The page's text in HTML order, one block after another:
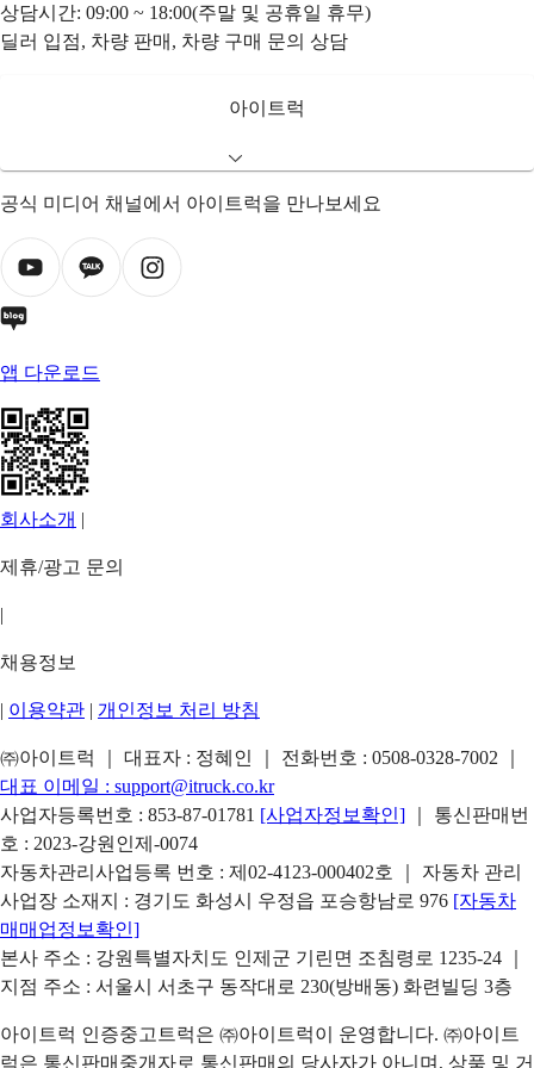
상담시간: 09:00 ~ 18:00(주말 및 공휴일 휴무)
딜러 입점, 차량 판매, 차량 구매 문의 상담
아이트럭
공식 미디어 채널에서 아이트럭을 만나보세요
앱 다운로드
회사소개 |
제휴/광고 문의
|
채용정보
| 이용약관 | 개인정보 처리 방침
㈜아이트럭 ｜ 대표자 : 정혜인 ｜ 전화번호 : 0508-0328-7002
대표 이메일 : support@itruck.co.kr
사업자등록번호 : 853-87-01781 [사업자정보확인]
｜ 통신판매번
호 : 2023-강원인제-0074
자동차관리사업등록 번호 : 제02-4123-000402호 ｜ 자동차 관리
사업장 소재지 : 경기도 화성시 우정읍 포승항남로 976 [자동차
매매업정보확인]
본사 주소 : 강원특별자치도 인제군 기린면 조침령로 1235-24 ｜
지점 주소 : 서울시 서초구 동작대로 230(방배동) 화련빌딩 3층
아이트럭 인증중고트럭은 ㈜아이트럭이 운영합니다. ㈜아이트
럭은 통신판매중개자로 통신판매의 당사자가 아니며, 상품 및 거